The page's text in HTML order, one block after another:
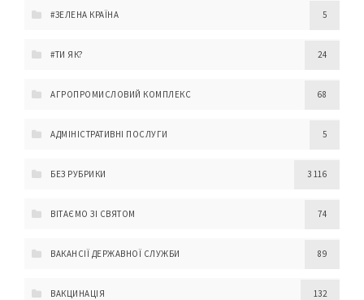
#ЗЕЛЕНА КРАЇНА 5
#ТИ ЯК? 24
АГРОПРОМИСЛОВИЙ КОМПЛЕКС 68
АДМІНІСТРАТИВНІ ПОСЛУГИ 5
БЕЗ РУБРИКИ 3 116
ВІТАЄМО ЗІ СВЯТОМ 74
ВАКАНСІЇ ДЕРЖАВНОЇ СЛУЖБИ 89
ВАКЦИНАЦІЯ 132